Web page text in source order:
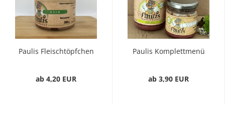
Paulis Fleischtöpfchen
ab 4,20 EUR
Paulis Komplettmenü
ab 3,90 EUR